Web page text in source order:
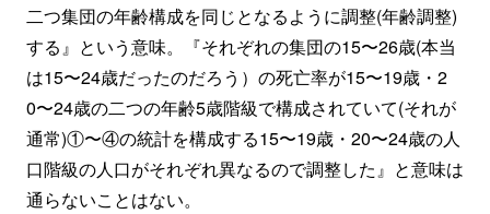
二つ集団の年齢構成を同じとなるように調整(年齢調整)
する』という意味。『それぞれの集団の15〜26歳(本当
は15〜24歳だったのだろう）の死亡率が15〜19歳・2
0〜24歳の二つの年齢5歳階級で構成されていて(それが
通常)①〜④の統計を構成する15〜19歳・20〜24歳の人
口階級の人口がそれぞれ異なるので調整した』と意味は
通らないことはない。